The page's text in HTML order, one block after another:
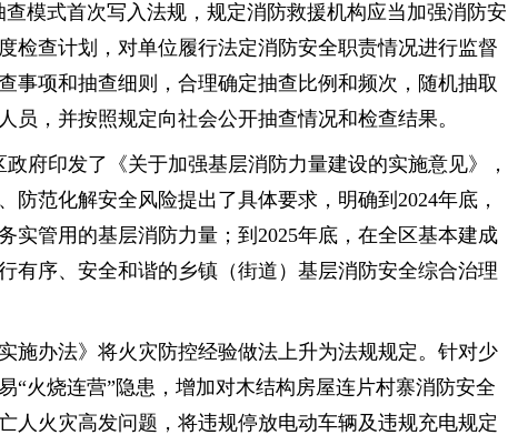
查模式首次写入法规，规定消防救援机构应当加强消防安
检查计划，对单位履行法定消防安全职责情况进行监督
事项和抽查细则，合理确定抽查比例和频次，随机抽取
员，并按照规定向社会公开抽查情况和检查结果。
府印发了《关于加强基层消防力量建设的实施意见》，
防范化解安全风险提出了具体要求，明确到2024年底，
实管用的基层消防力量；到2025年底，在全区基本建成
有序、安全和谐的乡镇（街道）基层消防安全综合治理
施办法》将火灾防控经验做法上升为法规规定。针对少
“火烧连营”隐患，增加对木结构房屋连片村寨消防安全
人火灾高发问题，将违规停放电动车辆及违规充电规定